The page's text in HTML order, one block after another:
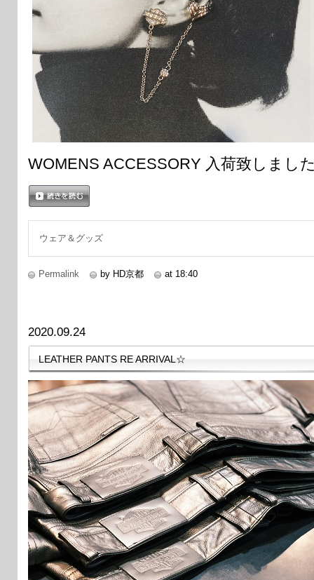
WOMENS ACCESSORY 入荷致しまし
ウェア＆グッズ
Permalink by HD京都 at 18:40
2020.09.24
LEATHER PANTS RE ARRIVAL☆